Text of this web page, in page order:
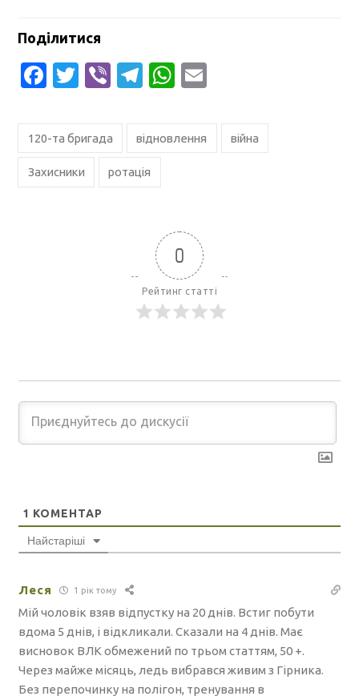
Поділитися
Facebook
Twitter
ViberTelegram
WhatsApp
120-та бригада відновлення війна
Захисники ротація
0
Рейтинг статті
1 КОМЕНТАР
Найстаріші
Леся 1 рік тому
Мій чоловік взяв відпустку на 20 днів. Встиг побути
вдома 5 днів, і відкликали. Сказали на 4 днів. Має
висновок ВЛК обмежений по трьом статтям, 50 +.
Через майже місяць, ледь вибрався живим з Гірника.
Без перепочинку на полігон, тренування в